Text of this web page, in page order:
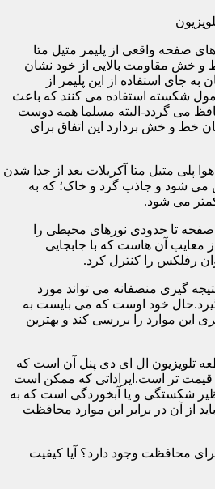
صفحه واقعی از پلیمر متیل متا
و خش مقاومت بالایی از خود نشان
جای استفاده از این پلیمر از
شکسته استفاده می کنند که باعث
می گردد-البته مسلما همه دوست
خط و خش بردارد این اتفاق برای
پلی متیل متا آکریلات بعد از جدا شدن
می شود و جاذب گرد و خاک؛ که به
می شود.
تا حدودی نورهای محیطی را
معایب آن هاست که با جابجایی
رفلکس را کنترل کرد.
گیری منصفانه می تواند مورد
خود اوست که می بایست به
این موارد را بررسی کند و بهترین
تلویزیون ال ای دی پنل آن است که
تر است.ایراداتی که ممکن است
نظیر شکستگی و یا آبخوردگی است که به
از آن در برابر این موارد محافظت
برای محافظت وجود دارد؟ آیا کیفیت